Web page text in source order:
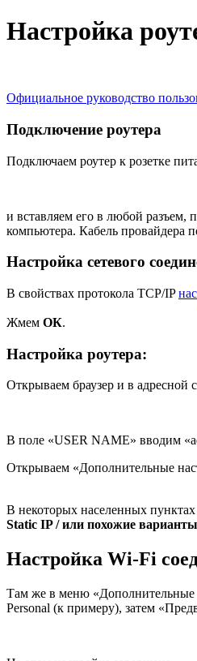
Настройка
Официальное руководство
Подключение роутера
Подключаем роутер к розетке
и вставляем его в любой разъем,
компьютера. Кабель провайдера
Настройка сетевого
В свойствах протокола TCP/IP
Жмем ОК.
Настройка роутера:
Открываем браузер и в адресной
В поле «USER NAME» вводим
Открываем «Дополнительные
В некоторых населенных
Static IP / или похожие
Настройка Wi-Fi
Там же в меню «Дополнительные
Personal (к примеру), затем